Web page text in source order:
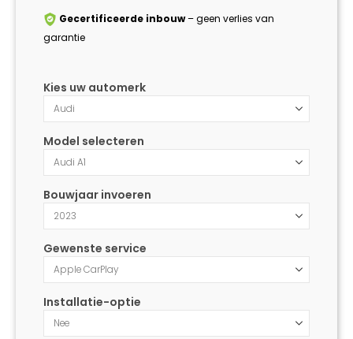
Gecertificeerde inbouw– geen verlies van
garantie
Kies uw automerk
Model selecteren
Bouwjaar invoeren
Gewenste service
Installatie-optie